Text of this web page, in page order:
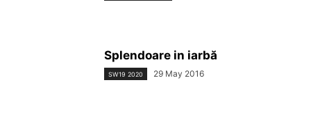
Splendoare in iarbă
SW19 2020 29 May 2016